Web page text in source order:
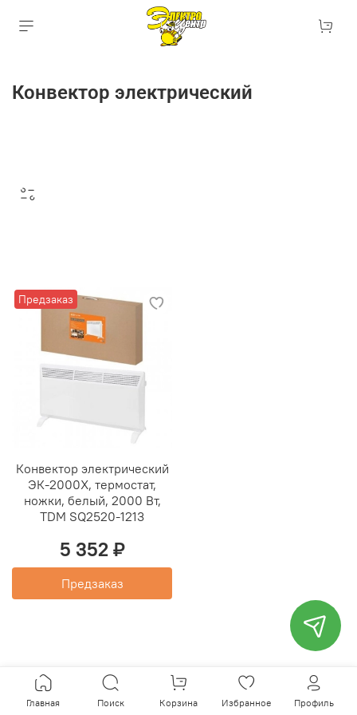
Конвектор электрический
Предзаказ
Конвектор электрический
ЭК-2000X, термостат,
ножки, белый, 2000 Вт,
TDM SQ2520-1213
5 352 ₽
Предзаказ
Главная Поиск Корзина Избранное Профиль